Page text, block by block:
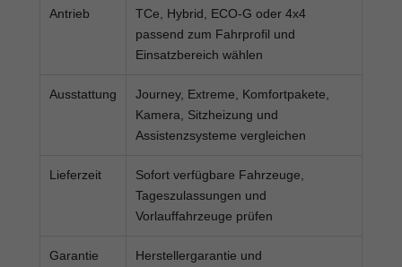
Antrieb
TCe, Hybrid, ECO-G oder 4x4
passend zum Fahrprofil und
Einsatzbereich wählen
Ausstattung
Journey, Extreme, Komfortpakete,
Kamera, Sitzheizung und
Assistenzsysteme vergleichen
Lieferzeit
Sofort verfügbare Fahrzeuge,
Tageszulassungen und
Vorlauffahrzeuge prüfen
Garantie
Herstellergarantie und